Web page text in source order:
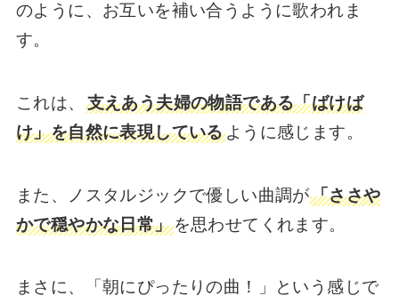
のように、お互いを補い合うように歌われま
す。
これは、 支えあう夫婦の物語である「ばけば
け」を自然に表現しているように感じます。
また、ノスタルジックで優しい曲調が「ささや
かで穏やかな日常」を思わせてくれます。
まさに、「朝にぴったりの曲！」という感じで